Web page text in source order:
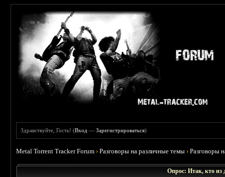
Здравствуйте, Гость! (Вход —Зарегистрироваться)
Metal Torrent Tracker Forum ›Разговоры на различные темы ›Разговоры
Опрос: Итак, кто из